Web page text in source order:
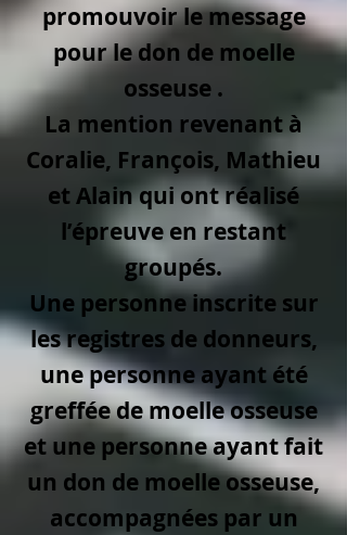
promouvoir le message
pour le don de moelle
osseuse .
La mention revenant à
Coralie, François, Mathieu
et Alain qui ont réalisé
l’épreuve en restant
groupés.
Une personne inscrite sur
les registres de donneurs,
une personne ayant été
greffée de moelle osseuse
et une personne ayant fait
un don de moelle osseuse,
accompagnées par un